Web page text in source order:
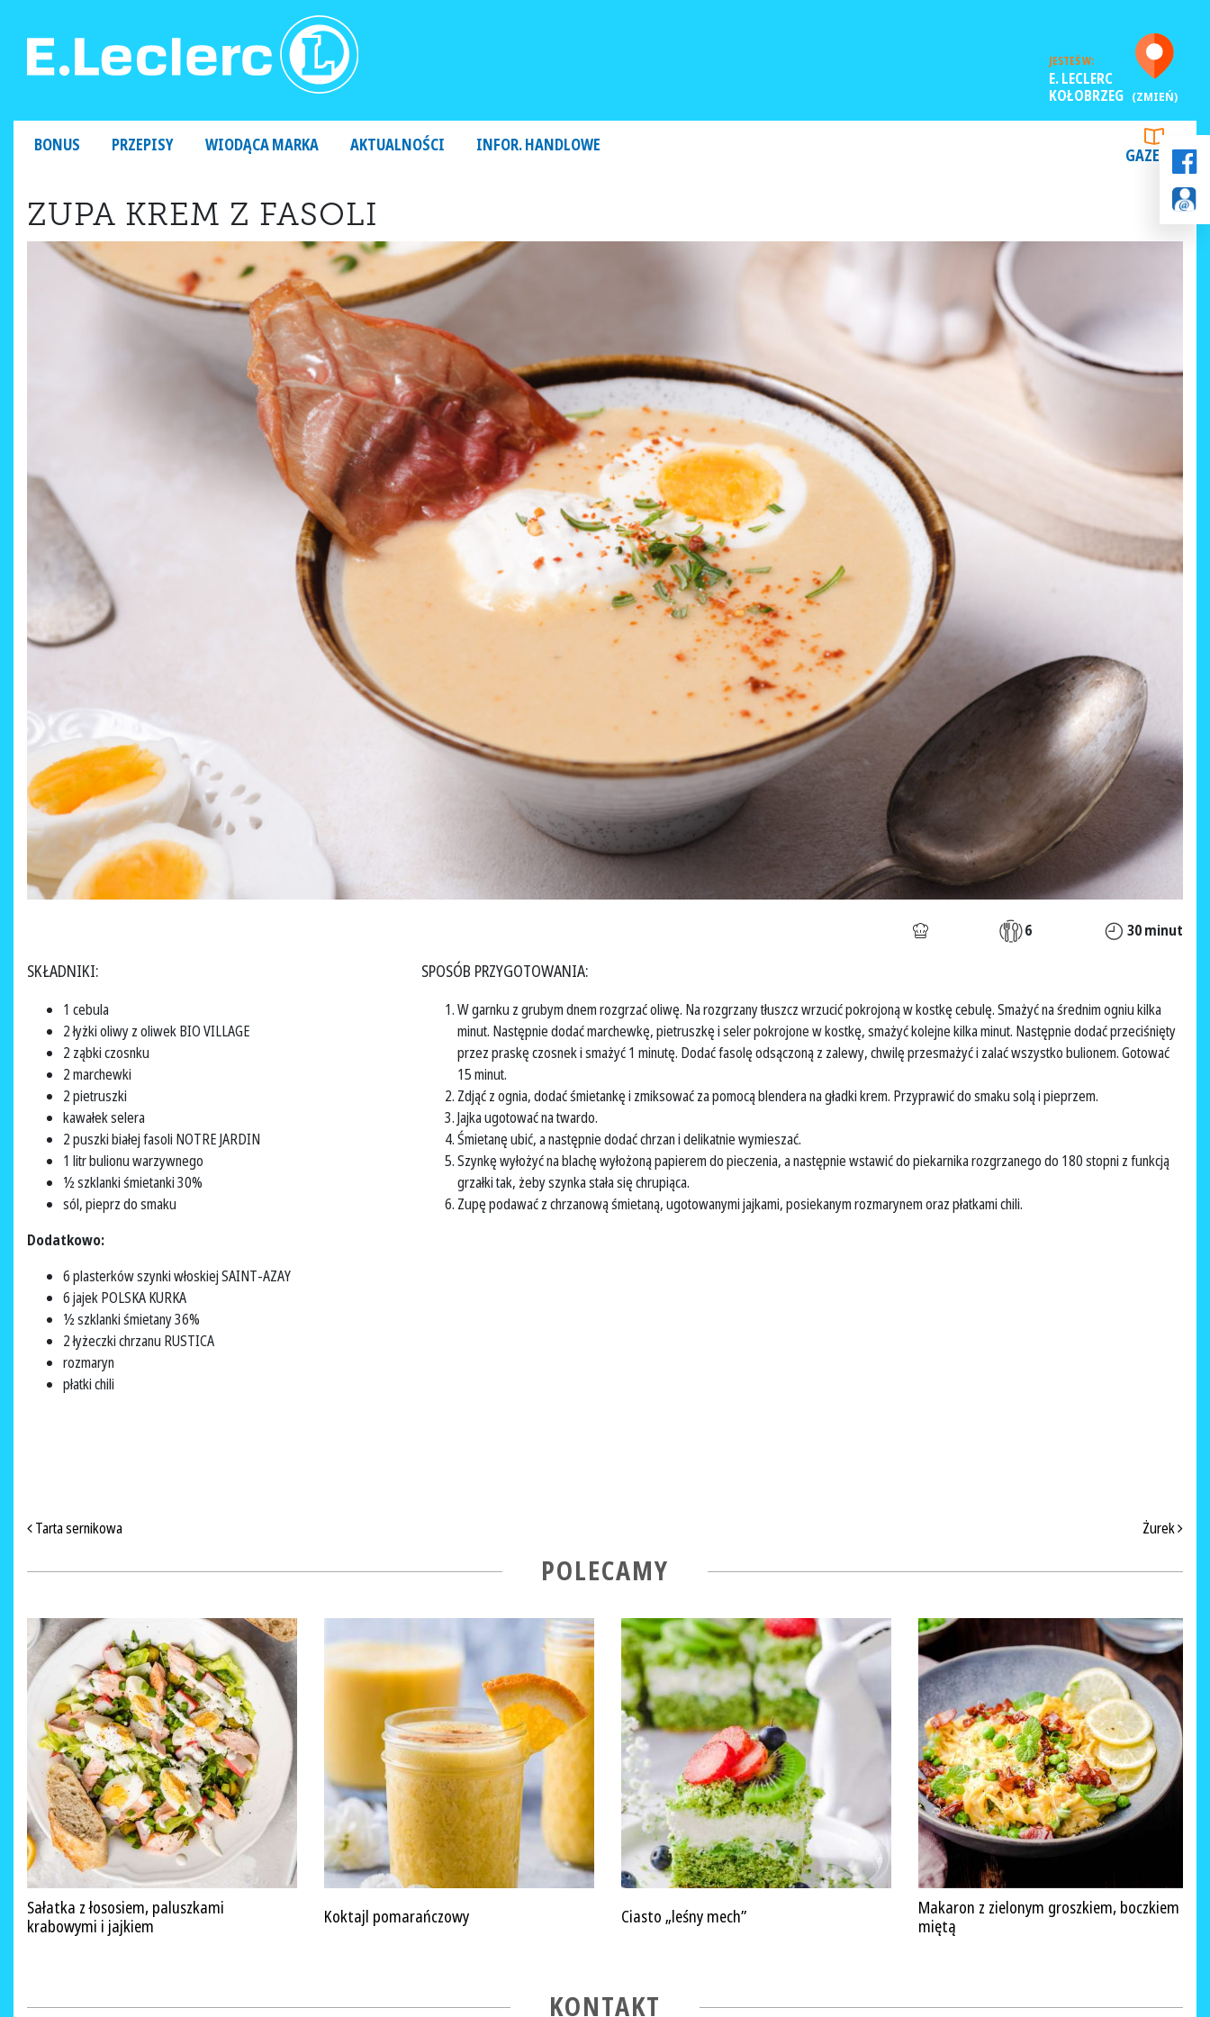
JESTEŚ W:
E. LECLERC
KOŁOBRZEG (ZMIEŃ)
BONUS PRZEPISY WIODĄCA MARKA AKTUALNOŚCI INFOR. HANDLOWE GAZETKI
ZUPA KREM Z FASOLI
6 30 minut
SKŁADNIKI:
1 cebula
2 łyżki oliwy z oliwek BIO VILLAGE
2 ząbki czosnku
2 marchewki
2 pietruszki
kawałek selera
2 puszki białej fasoli NOTRE JARDIN
1 litr bulionu warzywnego
½ szklanki śmietanki 30%
sól, pieprz do smaku
Dodatkowo:
6 plasterków szynki włoskiej SAINT-AZAY
6 jajek POLSKA KURKA
½ szklanki śmietany 36%
2 łyżeczki chrzanu RUSTICA
rozmaryn
płatki chili
SPOSÓB PRZYGOTOWANIA:
W garnku z grubym dnem rozgrzać oliwę. Na rozgrzany tłuszcz wrzucić pokrojoną w kostkę cebulę. Smażyć na średnim ogniu kilka
minut. Następnie dodać marchewkę, pietruszkę i seler pokrojone w kostkę, smażyć kolejne kilka minut. Następnie dodać przeciśnięty
przez praskę czosnek i smażyć 1 minutę. Dodać fasolę odsączoną z zalewy, chwilę przesmażyć i zalać wszystko bulionem. Gotować
15 minut.
Zdjąć z ognia, dodać śmietankę i zmiksować za pomocą blendera na gładki krem. Przyprawić do smaku solą i pieprzem.
Jajka ugotować na twardo.
Śmietanę ubić, a następnie dodać chrzan i delikatnie wymieszać.
Szynkę wyłożyć na blachę wyłożoną papierem do pieczenia, a następnie wstawić do piekarnika rozgrzanego do 180 stopni z funkcją
grzałki tak, żeby szynka stała się chrupiąca.
Zupę podawać z chrzanową śmietaną, ugotowanymi jajkami, posiekanym rozmarynem oraz płatkami chili.
NAWIGACJA PO ARTYKUŁACH
Tarta sernikowa Żurek
POLECAMY
Sałatka z łososiem, paluszkami
krabowymi i jajkiem
Koktajl pomarańczowy Ciasto „leśny mech”
Makaron z zielonym groszkiem, boczkiem i
miętą
KONTAKT